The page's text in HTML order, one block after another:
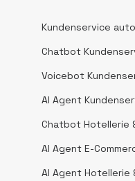
Kundenservice
Chatbot
Voicebot
AI Agent
Chatbot Hotellerie
AI Agent E-
AI Agent Hotellerie